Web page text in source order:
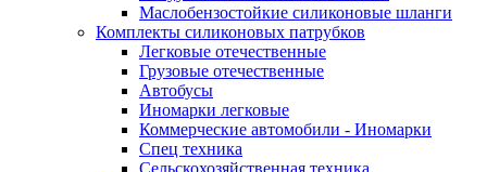
Маслобензостойкие силиконовые шланги
Комплекты силиконовых патрубков
Легковые отечественные
Грузовые отечественные
Автобусы
Иномарки легковые
Коммерческие автомобили - Иномарки
Спец техника
Сельскохозяйственная техника